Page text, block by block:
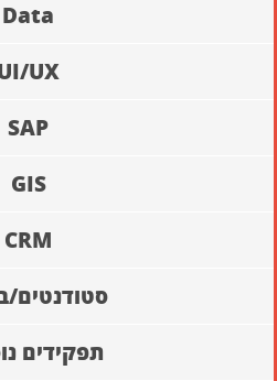
Data
UX
SAP
GIS
CRM
סטודנטים/
תפקידים